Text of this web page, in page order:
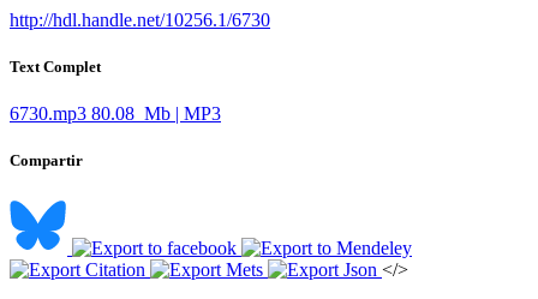
http://hdl.handle.net/10256.1/6730
Text Complet
6730.mp3 80.08 Mb | MP3
Compartir
</>